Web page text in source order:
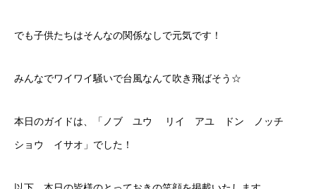
でも子供たちはそんなの関係なしで元気です！
みんなでワイワイ騒いで台風なんて吹き飛ばそう☆
本日のガイドは、「ノブ ユウ リイ アユ ドン ノッチ
ショウ イサオ」でした！